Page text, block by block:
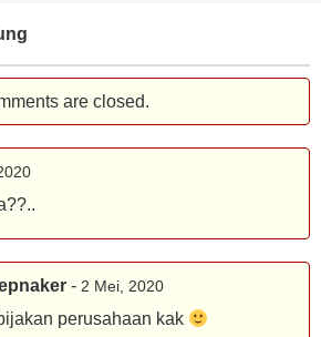
are closed.
- 2 Mei, 2020
perusahaan kak